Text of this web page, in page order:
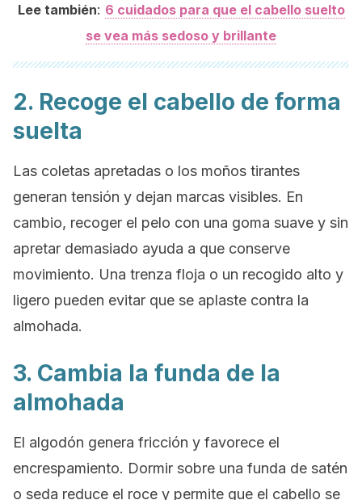
Lee también: 6 cuidados para que el cabello suelto
se vea más sedoso y brillante
2. Recoge el cabello de forma
suelta
Las coletas apretadas o los moños tirantes
generan tensión y dejan marcas visibles. En
cambio, recoger el pelo con una goma suave y sin
apretar demasiado ayuda a que conserve
movimiento. Una trenza floja o un recogido alto y
ligero pueden evitar que se aplaste contra la
almohada.
3. Cambia la funda de la
almohada
El algodón genera fricción y favorece el
encrespamiento. Dormir sobre una funda de satén
o seda reduce el roce y permite que el cabello se